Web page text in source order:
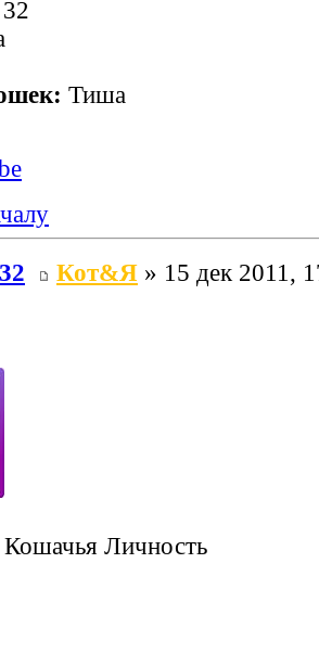
32
Тиша
Кот&Я » 15 дек 2011,
Кошачья Личность